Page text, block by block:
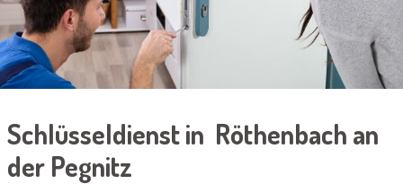
Schlüsseldienst in Röthenbach an
der Pegnitz